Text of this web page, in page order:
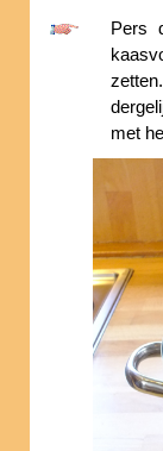
Pers
met